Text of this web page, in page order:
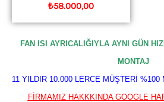
₺58.000,00
FAN ISI AYRICALIĞIYLA AYNI GÜN
MONTAJ
11 YILDIR 10.000 LERCE MÜŞTERİ
FİRMAMIZ HAKKKINDA GOOGLE